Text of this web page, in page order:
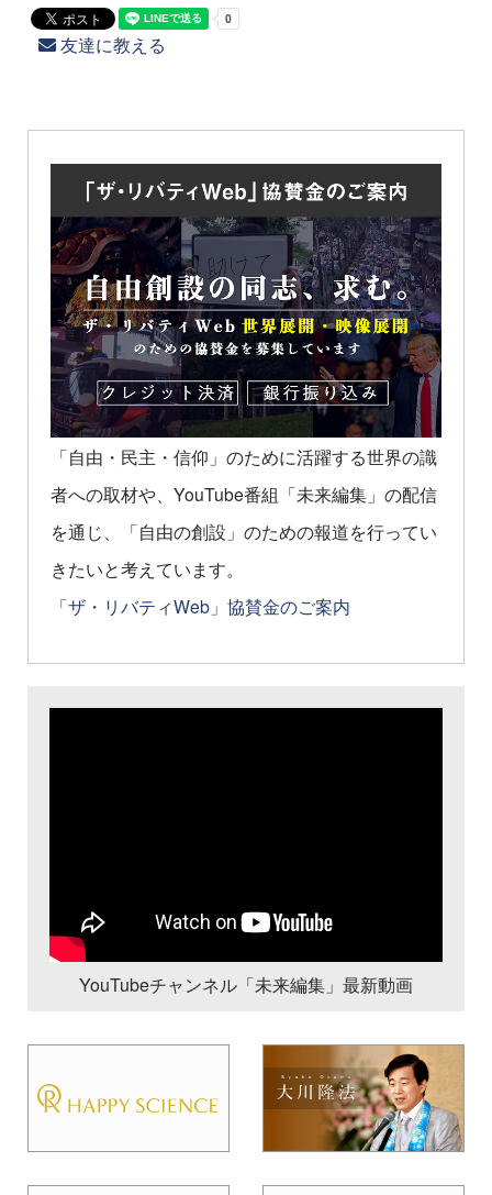
友達に教える
「自由・民主・信仰」のために活躍する世界の識
者への取材や、YouTube番組「未来編集」の配信
を通じ、「自由の創設」のための報道を行ってい
きたいと考えています。
「ザ・リバティWeb」協賛金のご案内
YouTubeチャンネル「未来編集」最新動画